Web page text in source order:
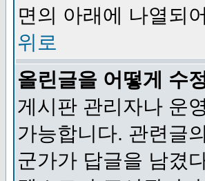
면의 아래에 나열되
위로
올린글을 어떻게 수
게시판 관리자나 운
가능합니다. 관련글의
군가가 답글을 남겼